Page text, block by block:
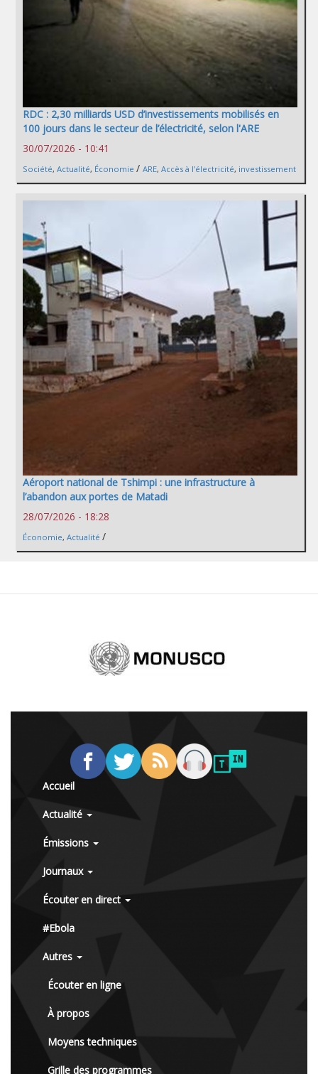
RDC : 2,30 milliards USD d’investissements mobilisés en
100 jours dans le secteur de l’électricité, selon l'ARE
30/07/2026 - 10:41
Société, Actualité, Économie / ARE, Accès à l’électricité, investissement
Aéroport national de Tshimpi : une infrastructure à
l’abandon aux portes de Matadi
28/07/2026 - 18:28
Économie, Actualité /
Accueil
Actualité
Émissions
Journaux
Écouter en direct
#Ebola
Autres
Écouter en ligne
À propos
Moyens techniques
Grille des programmes